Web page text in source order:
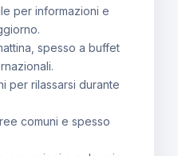
per informazioni e
spesso a buffet
per rilassarsi durante
comuni e spesso